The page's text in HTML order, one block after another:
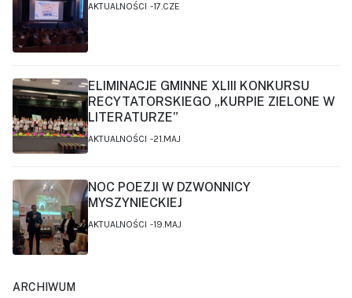
AKTUALNOŚCI 17.CZE
ELIMINACJE GMINNE XLIII KONKURSU
RECYTATORSKIEGO „KURPIE ZIELONE W
LITERATURZE”
AKTUALNOŚCI 21.MAJ
NOC POEZJI W DZWONNICY
MYSZYNIECKIEJ
AKTUALNOŚCI 19.MAJ
ARCHIWUM